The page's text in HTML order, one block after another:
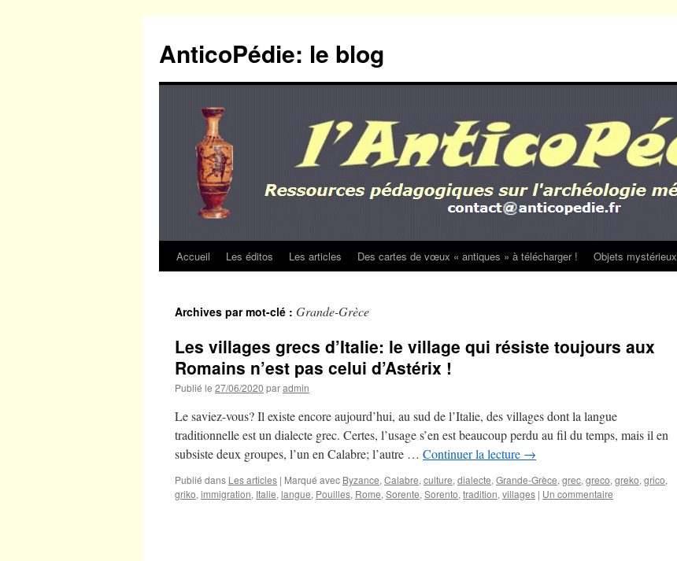
contenu
AnticoPédie: le blog
Accueil Les éditos Les articles Des cartes de vœux « antiques » à télécharger ! Objets mystérieux
Archives par mot-clé : Grande-Grèce
Les villages grecs d’Italie: le village qui résiste toujours aux
Romains n’est pas celui d’Astérix !
Publié le 27/06/2020 paradmin
Le saviez-vous? Il existe encore aujourd’hui, au sud de l’Italie, des villages dont la langue
traditionnelle est un dialecte grec. Certes, l’usage s’en est beaucoup perdu au fil du temps, mais il en
subsiste deux groupes, l’un en Calabre; l’autre … Continuer la lecture →
Publié dans Les articles | Marqué avec Byzance, Calabre, culture, dialecte, Grande-Grèce, grec, greco, greko, grico,
griko, immigration, Italie, langue, Pouilles, Rome, Sorente, Sorento, tradition, villages | Un commentaire